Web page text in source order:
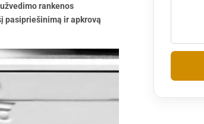
rankenos
pasipriešinimą ir apkrovą